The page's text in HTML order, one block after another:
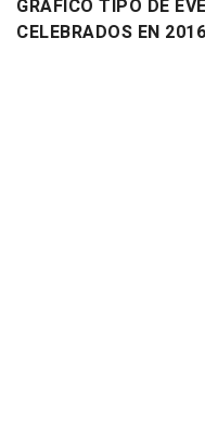
GRÁFICO TIPO DE
CELEBRADOS EN 2016